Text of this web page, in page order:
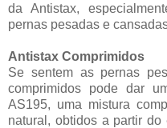
da Antistax,
pernas pesadas e
Antistax Comprimidos
Se sentem as pernas
comprimidos pode dar
AS195, uma mistura
natural, obtidos a partir